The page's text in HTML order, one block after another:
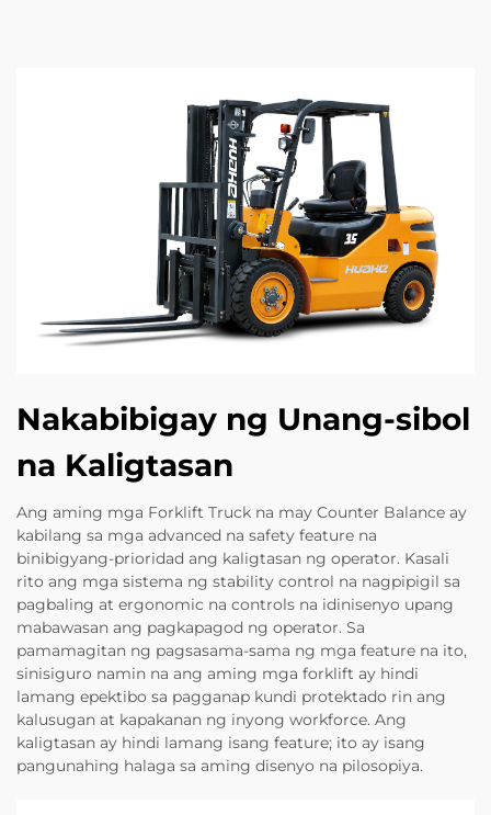
Nakabibigay ng Unang-sibol
na Kaligtasan
Ang aming mga Forklift Truck na may Counter Balance ay
kabilang sa mga advanced na safety feature na
binibigyang-prioridad ang kaligtasan ng operator. Kasali
rito ang mga sistema ng stability control na nagpipigil sa
pagbaling at ergonomic na controls na idinisenyo upang
mabawasan ang pagkapagod ng operator. Sa
pamamagitan ng pagsasama-sama ng mga feature na ito,
sinisiguro namin na ang aming mga forklift ay hindi
lamang epektibo sa pagganap kundi protektado rin ang
kalusugan at kapakanan ng inyong workforce. Ang
kaligtasan ay hindi lamang isang feature; ito ay isang
pangunahing halaga sa aming disenyo na pilosopiya.